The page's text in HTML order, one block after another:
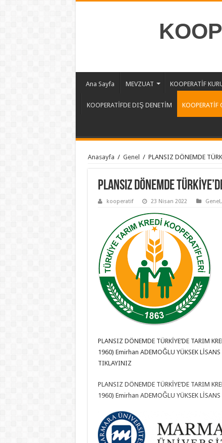
Ana Sayfa MEVZUAT KOOPERATİF
KOOPERATİFDE DIŞ DENETİM KOOPERATİF
Anasayfa / Genel / PLANSIZ DÖNEMDE
PLANSIZ DÖNEMDE
kooperatif 23 Nisan 2022 Genel,
PLANSIZ DÖNEMDE TÜRKİYE’DE TARIM
1960) Emirhan ADEMOĞLU YÜKSEK
TIKLAYINIZ
PLANSIZ DÖNEMDE TÜRKİYE’DE TARIM
1960) Emirhan ADEMOĞLU YÜKSEK LİSANS